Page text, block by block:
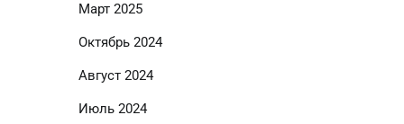
Март 2025
Октябрь 2024
Август 2024
Июль 2024